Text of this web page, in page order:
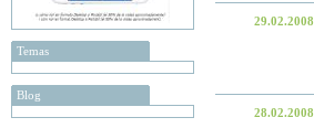
Temas
Blog
29.02.2008
28.02.2008